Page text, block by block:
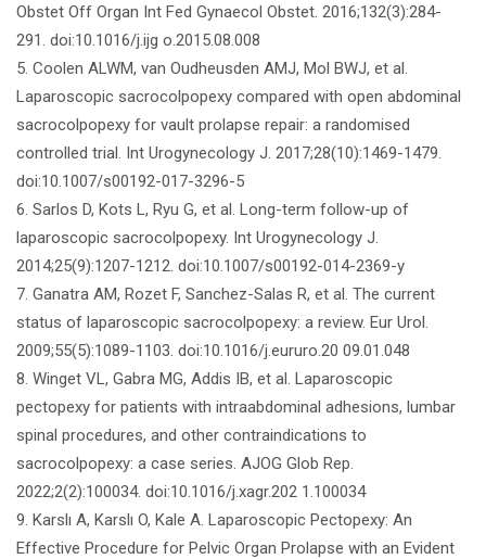
Obstet Off Organ Int Fed Gynaecol Obstet. 2016;132(3):284-
291. doi:10.1016/j.ijg o.2015.08.008
5. Coolen ALWM, van Oudheusden AMJ, Mol BWJ, et al.
Laparoscopic sacrocolpopexy compared with open abdominal
sacrocolpopexy for vault prolapse repair: a randomised
controlled trial. Int Urogynecology J. 2017;28(10):1469-1479.
doi:10.1007/s00192-017-3296-5
6. Sarlos D, Kots L, Ryu G, et al. Long-term follow-up of
laparoscopic sacrocolpopexy. Int Urogynecology J.
2014;25(9):1207-1212. doi:10.1007/s00192-014-2369-y
7. Ganatra AM, Rozet F, Sanchez-Salas R, et al. The current
status of laparoscopic sacrocolpopexy: a review. Eur Urol.
2009;55(5):1089-1103. doi:10.1016/j.eururo.20 09.01.048
8. Winget VL, Gabra MG, Addis IB, et al. Laparoscopic
pectopexy for patients with intraabdominal adhesions, lumbar
spinal procedures, and other contraindications to
sacrocolpopexy: a case series. AJOG Glob Rep.
2022;2(2):100034. doi:10.1016/j.xagr.202 1.100034
9. Karslı A, Karslı O, Kale A. Laparoscopic Pectopexy: An
Effective Procedure for Pelvic Organ Prolapse with an Evident